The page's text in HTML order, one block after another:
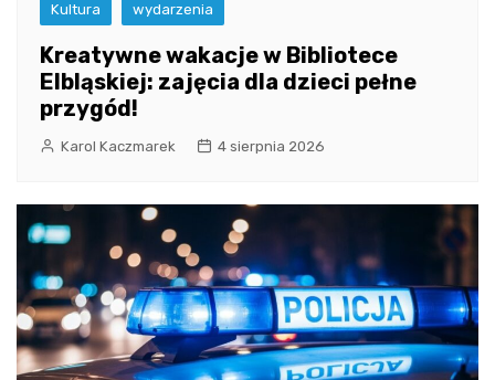
Kultura wydarzenia
Kreatywne wakacje w Bibliotece
Elbląskiej: zajęcia dla dzieci pełne
przygód!
Karol Kaczmarek 4 sierpnia 2026